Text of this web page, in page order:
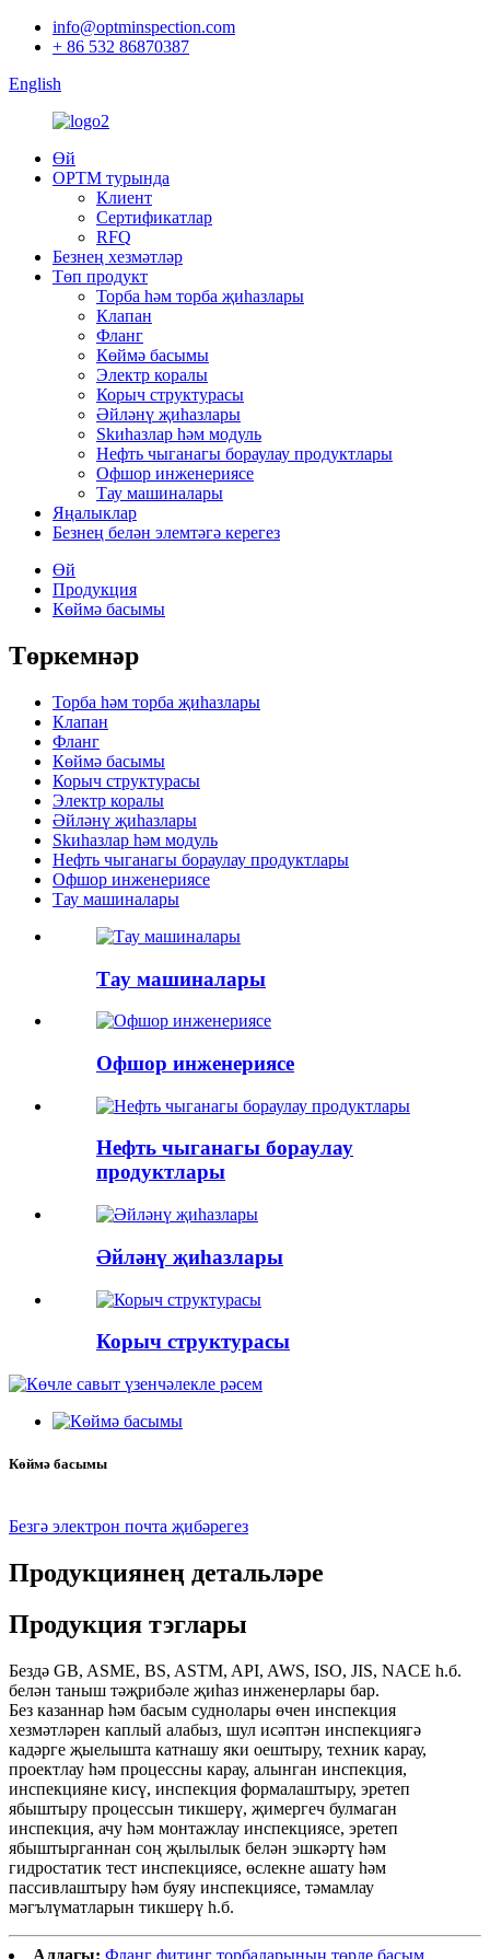
info@optminspection.com
+ 86 532 86870387
English
Өй
OPTM турында
Клиент
Сертификатлар
RFQ
Безнең хезмәтләр
Төп продукт
Торба һәм торба җиһазлары
Клапан
Фланг
Көймә басымы
Электр коралы
Корыч структурасы
Әйләнү җиһазлары
Skиһазлар һәм модуль
Нефть чыганагы бораулау продуктлары
Офшор инженериясе
Тау машиналары
Яңалыклар
Безнең белән элемтәгә керегез
Өй
Продукция
Көймә басымы
Төркемнәр
Торба һәм торба җиһазлары
Клапан
Фланг
Көймә басымы
Корыч структурасы
Электр коралы
Әйләнү җиһазлары
Skиһазлар һәм модуль
Нефть чыганагы бораулау продуктлары
Офшор инженериясе
Тау машиналары
Тау машиналары
Офшор инженериясе
Нефть чыганагы бораулау
продуктлары
Әйләнү җиһазлары
Корыч структурасы
Көймә басымы
Безгә электрон почта җибәрегез
Продукциянең детальләре
Продукция тэглары
Бездә GB, ASME, BS, ASTM, API, AWS, ISO, JIS, NACE һ.б.
белән таныш тәҗрибәле җиһаз инженерлары бар.
Без казаннар һәм басым суднолары өчен инспекция
хезмәтләрен каплый алабыз, шул исәптән инспекциягә
кадәрге җыелышта катнашу яки оештыру, техник карау,
проектлау һәм процессны карау, алынган инспекция,
инспекцияне кисү, инспекция формалаштыру, эретеп
ябыштыру процессын тикшерү, җимергеч булмаган
инспекция, ачу һәм монтажлау инспекциясе, эретеп
ябыштырганнан соң җылылык белән эшкәртү һәм
гидростатик тест инспекциясе, өслекне ашату һәм
пассивлаштыру һәм буяу инспекциясе, тәмамлау
мәгълүматларын тикшерү һ.б.
Алдагы: Фланг фитинг торбаларының төрле басым